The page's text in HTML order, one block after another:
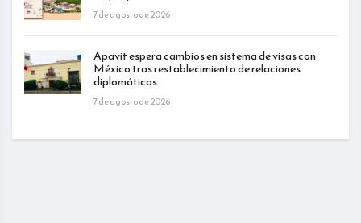
7 de agosto de 2026
Apavit espera cambios en sistema de visas con
México tras restablecimiento de relaciones
diplomáticas
7 de agosto de 2026